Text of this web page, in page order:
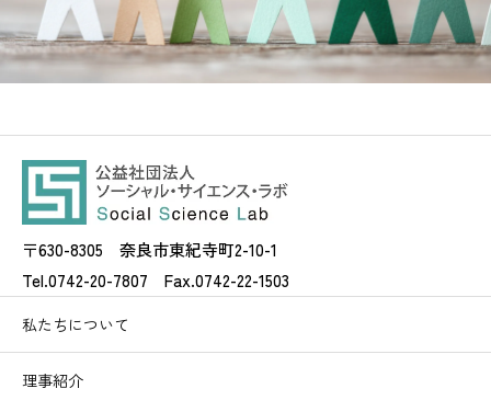
〒630-8305 奈良市東紀寺町2-10-1
Tel.0742-20-7807 Fax.0742-22-1503
私たちについて
理事紹介